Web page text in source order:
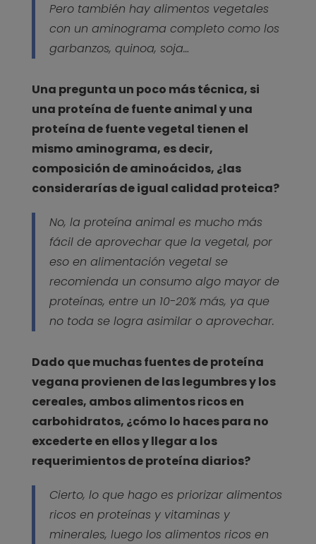
Pero también hay alimentos vegetales
con un aminograma completo como los
garbanzos, quinoa, soja…
Una pregunta un poco más técnica, si
una proteína de fuente animal y una
proteína de fuente vegetal tienen el
mismo aminograma, es decir,
composición de aminoácidos, ¿las
considerarías de igual calidad proteica?
No, la proteína animal es mucho más
fácil de aprovechar que la vegetal, por
eso en alimentación vegetal se
recomienda un consumo algo mayor de
proteínas, entre un 10-20% más, ya que
no toda se logra asimilar o aprovechar.
Dado que muchas fuentes de proteína
vegana provienen de las legumbres y los
cereales, ambos alimentos ricos en
carbohidratos, ¿cómo lo haces para no
excederte en ellos y llegar a los
requerimientos de proteína diarios?
Cierto, lo que hago es priorizar alimentos
ricos en proteínas y vitaminas y
minerales, luego los alimentos ricos en